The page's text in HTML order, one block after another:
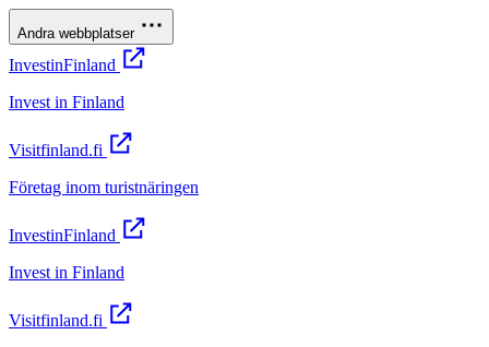
Andra webbplatser
InvestinFinland
Invest in Finland
Visitfinland.fi
Företag inom turistnäringen
InvestinFinland
Invest in Finland
Visitfinland.fi